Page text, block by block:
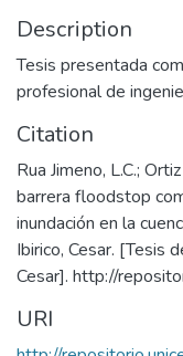
Description
Tesis presentada
profesional de
Citation
Rua Jimeno, L.C.;
barrera floodstop
inundación en la
Ibirico, Cesar. [Tesis
Cesar]. http://
URI